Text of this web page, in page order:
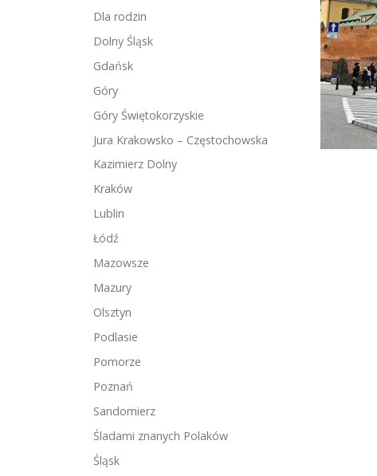
Dla rodzin
Dolny Śląsk
Gdańsk
Góry
Góry Świętokorzyskie
Jura Krakowsko – Częstochowska
Kazimierz Dolny
Kraków
Lublin
Łódź
Mazowsze
Mazury
Olsztyn
Podlasie
Pomorze
Poznań
Sandomierz
Śladami znanych Polaków
Śląsk